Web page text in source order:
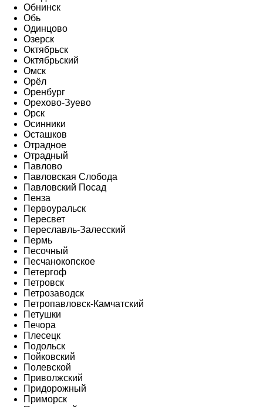
Обнинск
Обь
Одинцово
Озерск
Октябрьск
Октябрьский
Омск
Орёл
Оренбург
Орехово-Зуево
Орск
Осинники
Осташков
Отрадное
Отрадный
Павлово
Павловская Слобода
Павловский Посад
Пенза
Первоуральск
Пересвет
Переславль-Залесский
Пермь
Песочный
Песчанокопское
Петергоф
Петровск
Петрозаводск
Петропавловск-Камчатский
Петушки
Печора
Плесецк
Подольск
Пойковский
Полевской
Приволжский
Придорожный
Приморск